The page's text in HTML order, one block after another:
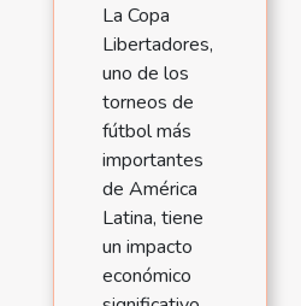
La Copa
Libertadores,
uno de los
torneos de
fútbol más
importantes
de América
Latina, tiene
un impacto
económico